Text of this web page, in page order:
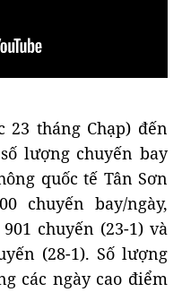
23 tháng Chạp) đến
lượng chuyến bay
quốc tế Tân Sơn
chuyến bay/ngày,
chuyến (23-1) và
(28-1). Số lượng
các ngày cao điểm